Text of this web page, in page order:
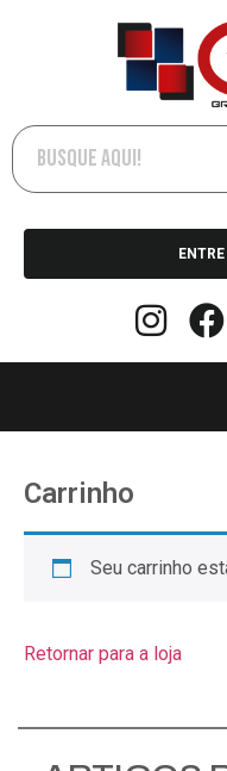
Carrinho
Seu carrinho
Retornar para a loja